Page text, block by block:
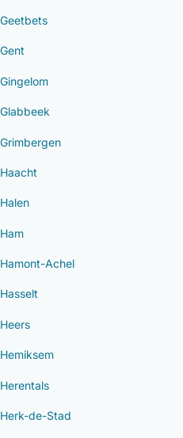
Geetbets
Gent
Gingelom
Glabbeek
Grimbergen
Haacht
Halen
Ham
Hamont-Achel
Hasselt
Heers
Hemiksem
Herentals
Herk-de-Stad